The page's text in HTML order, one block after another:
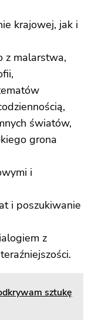
krajowej, jak i
z malarstwa,
światów,
grona
i
i poszukiwanie
z
sztukę